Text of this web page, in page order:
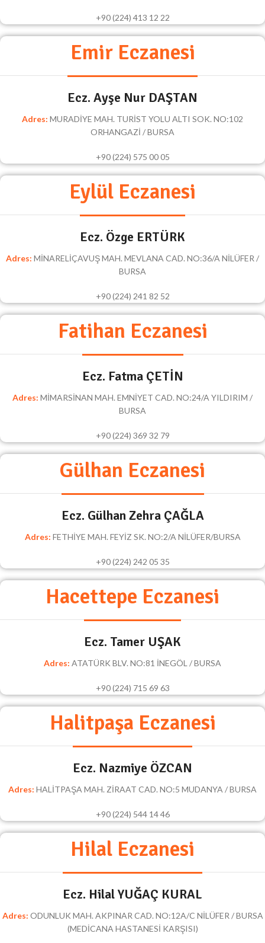
+90 (224) 413 12 22
Emir Eczanesi
Ecz. Ayşe Nur DAŞTAN
Adres: MURADİYE MAH. TURİST YOLU ALTI SOK. NO:102
ORHANGAZİ / BURSA
+90 (224) 575 00 05
Eylül Eczanesi
Ecz. Özge ERTÜRK
Adres: MİNARELİÇAVUŞ MAH. MEVLANA CAD. NO:36/A NİLÜFER /
BURSA
+90 (224) 241 82 52
Fatihan Eczanesi
Ecz. Fatma ÇETİN
Adres: MİMARSİNAN MAH. EMNİYET CAD. NO:24/A YILDIRIM /
BURSA
+90 (224) 369 32 79
Gülhan Eczanesi
Ecz. Gülhan Zehra ÇAĞLA
Adres: FETHİYE MAH. FEYİZ SK. NO:2/A NİLÜFER/BURSA
+90 (224) 242 05 35
Hacettepe Eczanesi
Ecz. Tamer UŞAK
Adres: ATATÜRK BLV. NO:81 İNEGÖL / BURSA
+90 (224) 715 69 63
Halitpaşa Eczanesi
Ecz. Nazmiye ÖZCAN
Adres: HALİTPAŞA MAH. ZİRAAT CAD. NO:5 MUDANYA / BURSA
+90 (224) 544 14 46
Hilal Eczanesi
Ecz. Hilal YUĞAÇ KURAL
Adres: ODUNLUK MAH. AKPINAR CAD. NO:12A/C NİLÜFER / BURSA
(MEDİCANA HASTANESİ KARŞISI)